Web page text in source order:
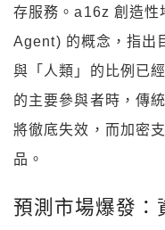
存服務。a16z 創造
Agent) 的概念，指出
與「人類」的比例已
的主要參與者時，傳
將徹底失效，而加密
品。
預測市場爆發：